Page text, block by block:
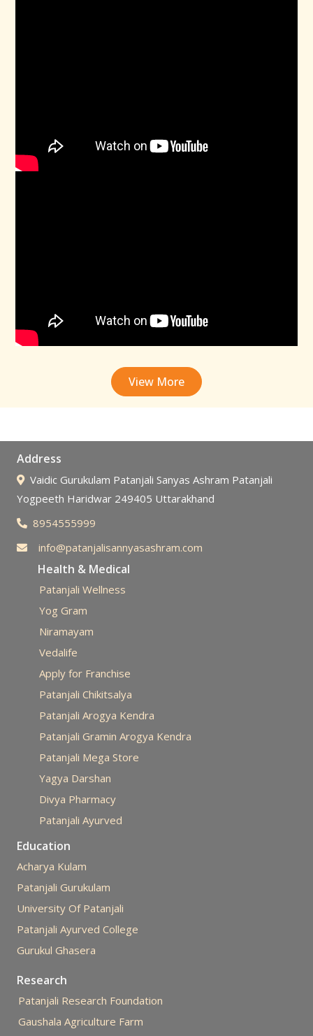
View More
Address
Vaidic Gurukulam Patanjali Sanyas Ashram Patanjali
Yogpeeth Haridwar 249405 Uttarakhand
8954555999
info@patanjalisannyasashram.com
Health & Medical
Patanjali Wellness
Yog Gram
Niramayam
Vedalife
Apply for Franchise
Patanjali Chikitsalya
Patanjali Arogya Kendra
Patanjali Gramin Arogya Kendra
Patanjali Mega Store
Yagya Darshan
Divya Pharmacy
Patanjali Ayurved
Education
Acharya Kulam
Patanjali Gurukulam
University Of Patanjali
Patanjali Ayurved College
Gurukul Ghasera
Research
Patanjali Research Foundation
Gaushala Agriculture Farm